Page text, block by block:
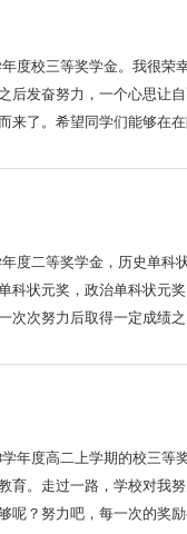
度校三等奖学金。我很
后发奋努力，一个心思让
来了。希望同学们能够在
度二等奖学金，历史单
科状元奖，政治单科状元
次次努力后取得一定成绩
年度高二上学期的校三
育。走过一路，学校对我
呢？努力吧，每一次的奖